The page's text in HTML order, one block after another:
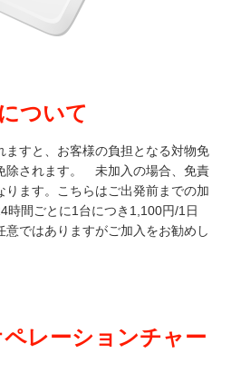
ついて
ますと、お客様の負担となる対物免
除されます。 未加入の場合、免責
ります。こちらはご出発前までの加
時間ごとに1台につき1,100円/1日
意ではありますがご加入をお勧めし
レーションチャー